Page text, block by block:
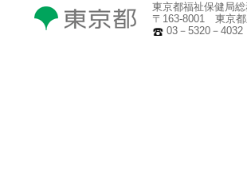
東京都福祉保健局
〒163-8001 東京都
03－5320－